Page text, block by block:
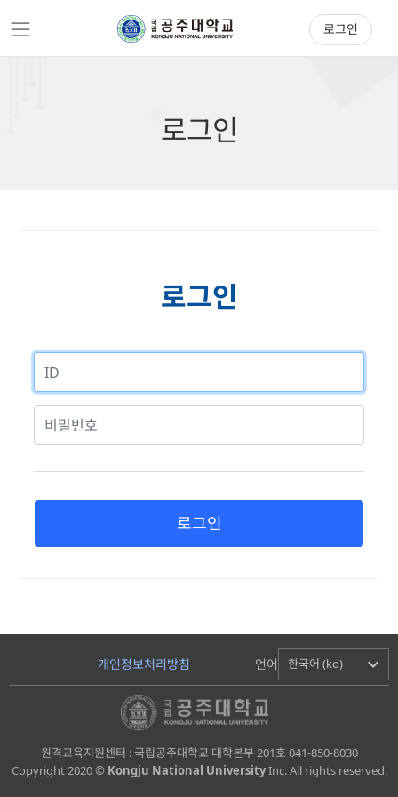
로그인
로그인
로그인
로그인
개인정보처리방침 언어 한국어 (ko)
원격교육지원센터 : 국립공주대학교 대학본부 201호 041-850-8030
Copyright 2020 © Kongju National UniversityInc. All rights reserved.